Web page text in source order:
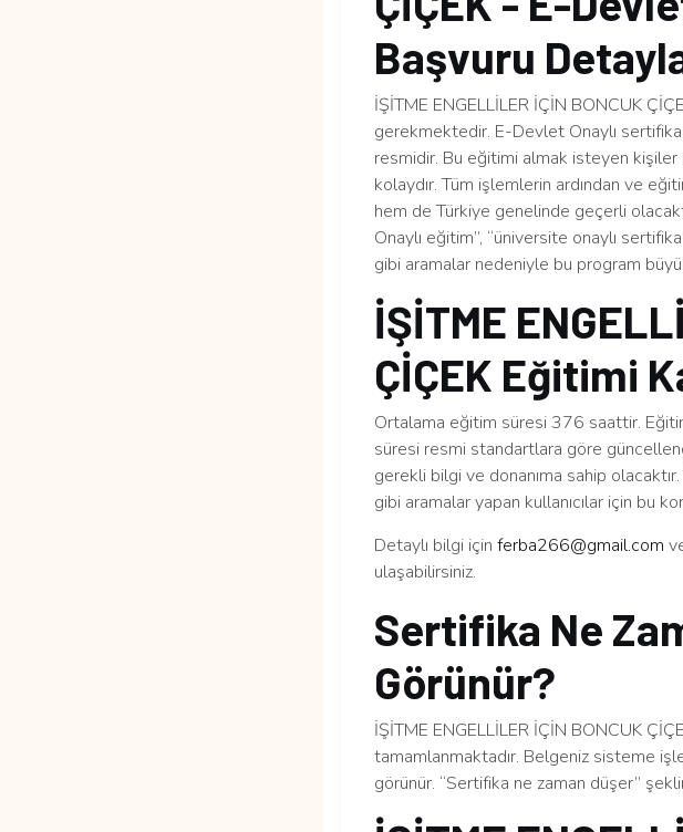
Başvuru
İŞİTME ENGELLİLER İÇİN BONCUK
gerekmektedir. E-Devlet Onaylı
resmidir. Bu eğitimi almak isteyen kişiler
kolaydır. Tüm işlemlerin ardından ve
hem de Türkiye genelinde geçerli
Onaylı eğitim”, “üniversite onaylı
gibi aramalar nedeniyle bu program
İŞİTME
ÇİÇEK Eğitimi
Ortalama eğitim süresi 376 saattir.
süresi resmi standartlara göre
gerekli bilgi ve donanıma sahip
gibi aramalar yapan kullanıcılar için bu
Detaylı bilgi için ferba266@gmail.com
ulaşabilirsiniz.
Sertifika Ne
Görünür?
İŞİTME ENGELLİLER İÇİN BONCUK
tamamlanmaktadır. Belgeniz sisteme
görünür. “Sertifika ne zaman düşer”